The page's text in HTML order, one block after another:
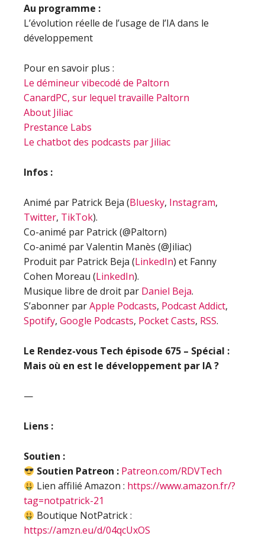
Au programme :
L’évolution réelle de l’usage de l’IA dans le
développement
Pour en savoir plus :
Le démineur vibecodé de Paltorn
CanardPC, sur lequel travaille Paltorn
About Jiliac
Prestance Labs
Le chatbot des podcasts par Jiliac
Infos :
Animé par Patrick Beja (Bluesky, Instagram,
Twitter, TikTok).
Co-animé par Patrick (@Paltorn)
Co-animé par Valentin Manès (@Jiliac)
Produit par Patrick Beja (LinkedIn) et Fanny
Cohen Moreau (LinkedIn).
Musique libre de droit par Daniel Beja.
S’abonner parApple Podcasts, Podcast Addict,
Spotify, Google Podcasts, Pocket Casts, RSS.
Le Rendez-vous Tech épisode 675 – Spécial :
Mais où en est le développement par IA ?
—
Liens :
Soutien :
Soutien Patreon : Patreon.com/RDVTech
Lien affilié Amazon : https://www.amazon.fr/?
tag=notpatrick-21
Boutique NotPatrick :
https://amzn.eu/d/04qcUxOS